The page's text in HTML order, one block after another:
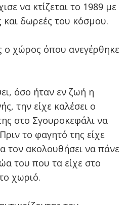
να κτίζεται το 1989 με
και δωρεές του κόσμου.
χώρος όπου ανεγέρθηκε
όσο ήταν εν ζωή η
την είχε καλέσει ο
στο Σγουροκεφάλι να
το φαγητό της είχε
τον ακολουθήσει να πάνε
του που τα είχε στο
χωριό.